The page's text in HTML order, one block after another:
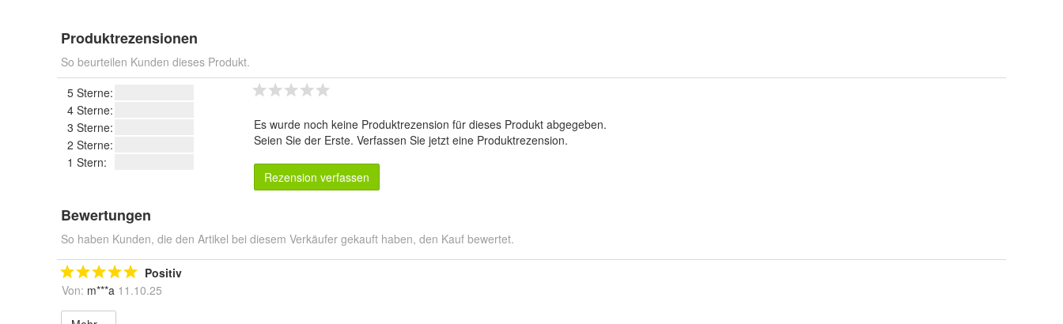
Produktrezensionen
So beurteilen Kunden dieses Produkt.
5 Sterne:
4 Sterne:
3 Sterne:
2 Sterne:
1 Stern:
Es wurde noch keine Produktrezension für dieses Produkt abgegeben.
Seien Sie der Erste. Verfassen Sie jetzt eine Produktrezension.
Rezension verfassen
Bewertungen
So haben Kunden, die den Artikel bei diesem Verkäufer gekauft haben, den Kauf bewertet.
Positiv
Von: m***a 11.10.25